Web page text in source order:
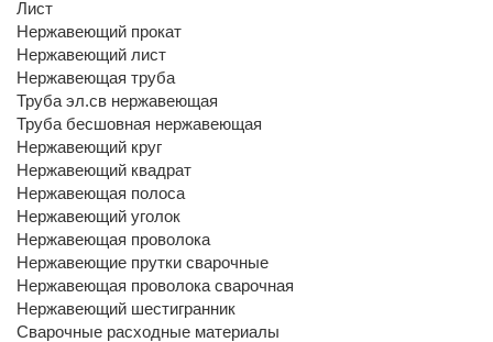
Лист
Нержавеющий прокат
Нержавеющий лист
Нержавеющая труба
Труба эл.св нержавеющая
Труба бесшовная нержавеющая
Нержавеющий круг
Нержавеющий квадрат
Нержавеющая полоса
Нержавеющий уголок
Нержавеющая проволока
Нержавеющие прутки сварочные
Нержавеющая проволока сварочная
Нержавеющий шестигранник
Сварочные расходные материалы